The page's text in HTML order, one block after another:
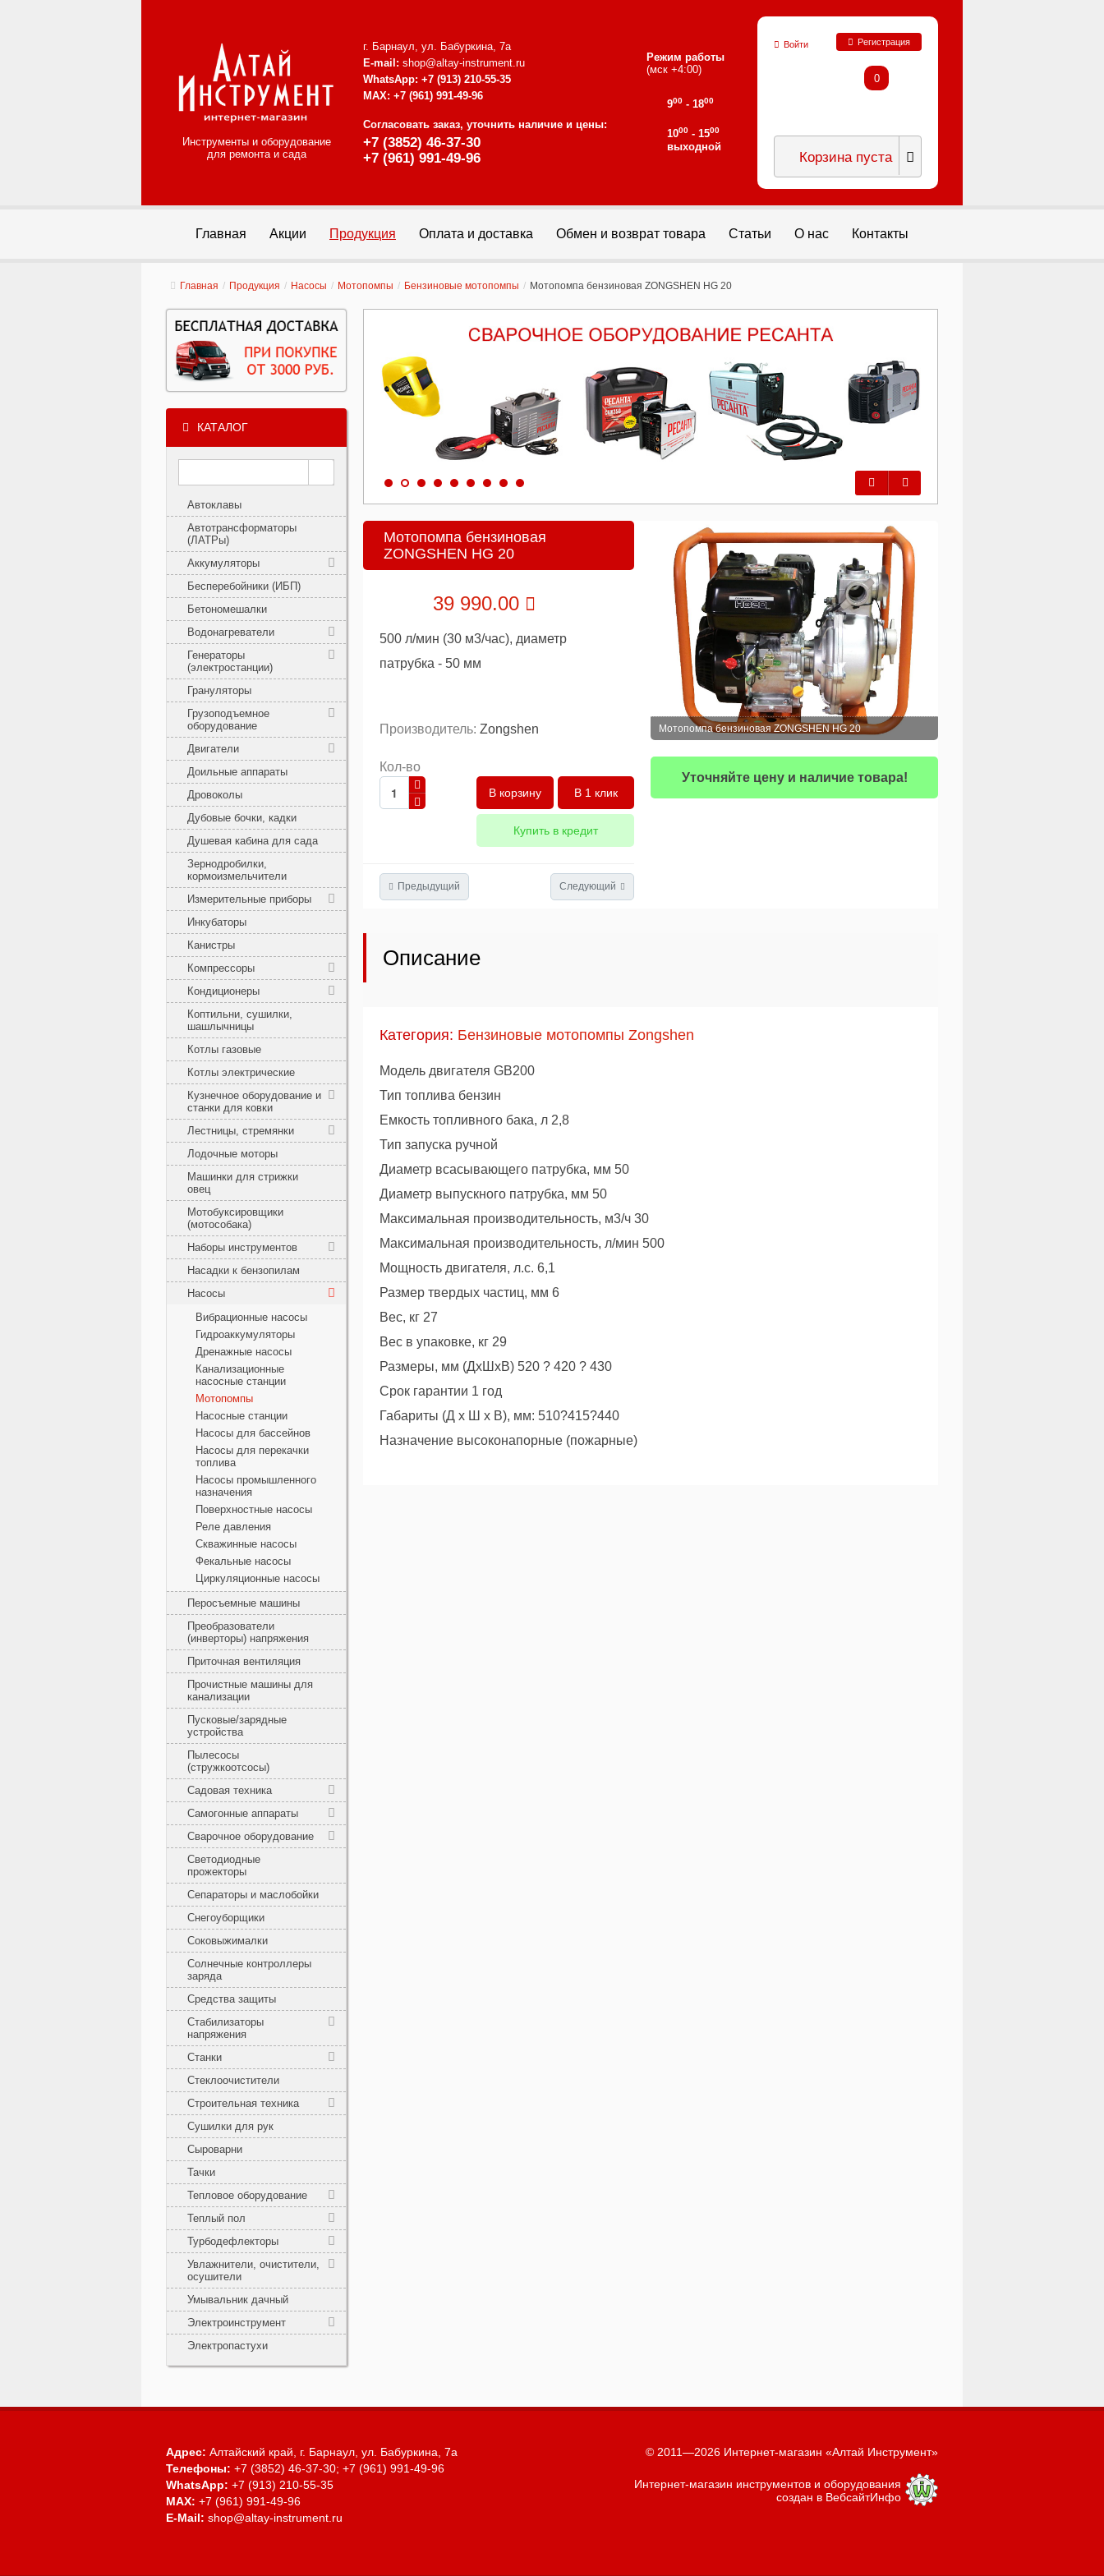
Инструменты и оборудование
для ремонта и сада
г. Барнаул, ул. Бабуркина, 7а
E-mail: shop@altay-instrument.ru
WhatsApp: +7 (913) 210-55-35
MAX: +7 (961) 991-49-96
Согласовать заказ, уточнить наличие и цены:
+7 (3852) 46-37-30
+7 (961) 991-49-96
Режим работы
(мск +4:00)
900 - 1800
1000 - 1500
выходной
Войти Регистрация
0
Корзина пуста
Главная Акции Продукция Оплата и доставка Обмен и возврат товара Статьи О нас Контакты
Главная / Продукция / Насосы / Мотопомпы / Бензиновые мотопомпы / Мотопомпа бензиновая ZONGSHEN HG 20
КАТАЛОГ
Автоклавы
Автотрансформаторы
(ЛАТРы)
Аккумуляторы
Бесперебойники (ИБП)
Бетономешалки
Водонагреватели
Генераторы
(электростанции)
Грануляторы
Грузоподъемное
оборудование
Двигатели
Доильные аппараты
Дровоколы
Дубовые бочки, кадки
Душевая кабина для сада
Зернодробилки,
кормоизмельчители
Измерительные приборы
Инкубаторы
Канистры
Компрессоры
Кондиционеры
Коптильни, сушилки,
шашлычницы
Котлы газовые
Котлы электрические
Кузнечное оборудование и
станки для ковки
Лестницы, стремянки
Лодочные моторы
Машинки для стрижки
овец
Мотобуксировщики
(мотособака)
Наборы инструментов
Насадки к бензопилам
Насосы
Вибрационные насосы
Гидроаккумуляторы
Дренажные насосы
Канализационные
насосные станции
Мотопомпы
Насосные станции
Насосы для бассейнов
Насосы для перекачки
топлива
Насосы промышленного
назначения
Поверхностные насосы
Реле давления
Скважинные насосы
Фекальные насосы
Циркуляционные насосы
Перосъемные машины
Преобразователи
(инверторы) напряжения
Приточная вентиляция
Прочистные машины для
канализации
Пусковые/зарядные
устройства
Пылесосы
(стружкоотсосы)
Садовая техника
Самогонные аппараты
Сварочное оборудование
Светодиодные
прожекторы
Сепараторы и маслобойки
Снегоуборщики
Соковыжималки
Солнечные контроллеры
заряда
Средства защиты
Стабилизаторы
напряжения
Станки
Стеклоочистители
Строительная техника
Сушилки для рук
Сыроварни
Тачки
Тепловое оборудование
Теплый пол
Турбодефлекторы
Увлажнители, очистители,
осушители
Умывальник дачный
Электроинструмент
Электропастухи
Предыдущий
Следующий
Мотопомпа бензиновая
ZONGSHEN HG 20
39 990.00
500 л/мин (30 м3/час), диаметр
патрубка - 50 мм
Производитель: Zongshen
Кол-во
В 1 клик
Купить в кредит
Предыдущий Следующий
Мотопомпа бензиновая ZONGSHEN HG 20
Уточняйте цену и наличие товара!
Описание
Категория: Бензиновые мотопомпы Zongshen
Модель двигателя GB200
Тип топлива бензин
Емкость топливного бака, л 2,8
Тип запуска ручной
Диаметр всасывающего патрубка, мм 50
Диаметр выпускного патрубка, мм 50
Максимальная производительность, м3/ч 30
Максимальная производительность, л/мин 500
Мощность двигателя, л.с. 6,1
Размер твердых частиц, мм 6
Вес, кг 27
Вес в упаковке, кг 29
Размеры, мм (ДхШхВ) 520 ? 420 ? 430
Срок гарантии 1 год
Габариты (Д x Ш x В), мм: 510?415?440
Назначение высоконапорные (пожарные)
Адрес: Алтайский край, г. Барнаул, ул. Бабуркина, 7а
Телефоны: +7 (3852) 46-37-30; +7 (961) 991-49-96
WhatsApp: +7 (913) 210-55-35
MAX: +7 (961) 991-49-96
E-Mail: shop@altay-instrument.ru
© 2011—2026 Интернет-магазин «Алтай Инструмент»
Интернет-магазин инструментов и оборудования
создан в ВебсайтИнфо